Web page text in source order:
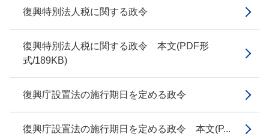
復興特別法人税に関する政令
復興特別法人税に関する政令 本文(PDF形
式/189KB)
復興庁設置法の施行期日を定める政令
復興庁設置法の施行期日を定める政令 本文(P...